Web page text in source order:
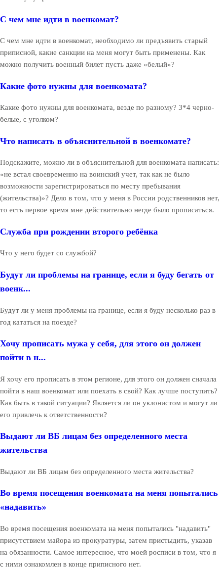
С чем мне идти в военкомат?
С чем мне идти в военкомат, необходимо ли предъявить старый
приписной, какие санкции на меня могут быть применены. Как
можно получить военный билет пусть даже «белый»?
Какие фото нужны для военкомата?
Какие фото нужны для военкомата, везде по разному? 3*4 черно-
белые, с уголком?
Что написать в объяснительной в военкомате?
Подскажите, можно ли в объяснительной для военкомата написать:
«не встал своевременно на воинский учет, так как не было
возможности зарегистрироваться по месту пребывания
(жительства)»? Дело в том, что у меня в России родственников нет,
то есть первое время мне действительно негде было прописаться.
Служба при рождении второго ребёнка
Что у него будет со службой?
Будут ли проблемы на границе, если я буду бегать от
военк...
Будут ли у меня проблемы на границе, если я буду несколько раз в
год кататься на поезде?
Хочу прописать мужа у себя, для этого он должен
пойти в н...
Я хочу его прописать в этом регионе, для этого он должен сначала
пойти в наш военкомат или поехать в свой? Как лучше поступить?
Как быть в такой ситуации? Является ли он уклонистом и могут ли
его привлечь к ответственности?
Выдают ли ВБ лицам без определенного места
жительства
Выдают ли ВБ лицам без определенного места жительства?
Во время посещения военкомата на меня попытались
«надавить»
Во время посещения военкомата на меня попытались "надавить"
присутствием майора из прокуратуры, затем пристыдить, указав
на обязанности. Самое интересное, что моей росписи в том, что я
с ними ознакомлен в конце приписного нет.